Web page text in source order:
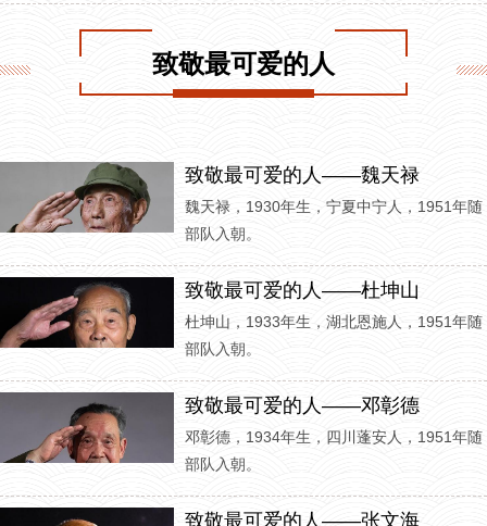
致敬最可爱的人
致敬最可爱的人——魏天禄
魏天禄，1930年生，宁夏中宁人，1951年随
部队入朝。
致敬最可爱的人——杜坤山
杜坤山，1933年生，湖北恩施人，1951年随
部队入朝。
致敬最可爱的人——邓彰德
邓彰德，1934年生，四川蓬安人，1951年随
部队入朝。
致敬最可爱的人——张文海